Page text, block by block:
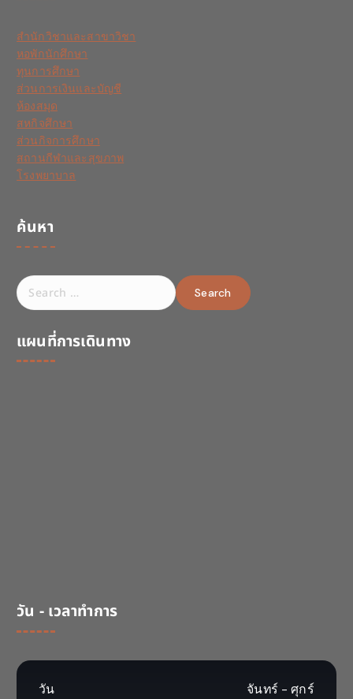
สำนักวิชาและสาขาวิชา
หอพักนักศึกษา
ทุนการศึกษา
ส่วนการเงินและบัญชี
ห้องสมุด
สหกิจศึกษา
ส่วนกิจการศึกษา
สถานกีฬาและสุขภาพ
โรงพยาบาล
ค้นหา
S
e
rแผนที่การเดินทาง
วัน - เวลาทำการ
วัน จันทร์ - ศุกร์